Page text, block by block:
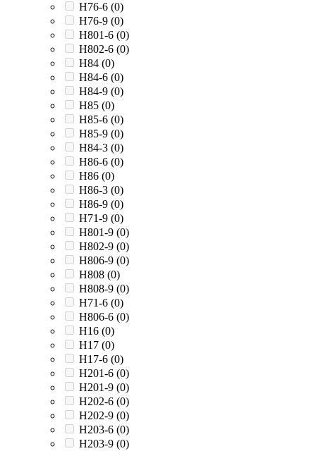
H76-6 (0)
H76-9 (0)
H801-6 (0)
H802-6 (0)
H84 (0)
H84-6 (0)
H84-9 (0)
H85 (0)
H85-6 (0)
H85-9 (0)
H84-3 (0)
H86-6 (0)
H86 (0)
H86-3 (0)
H86-9 (0)
H71-9 (0)
H801-9 (0)
H802-9 (0)
H806-9 (0)
H808 (0)
H808-9 (0)
H71-6 (0)
H806-6 (0)
H16 (0)
H17 (0)
H17-6 (0)
H201-6 (0)
H201-9 (0)
H202-6 (0)
H202-9 (0)
H203-6 (0)
H203-9 (0)